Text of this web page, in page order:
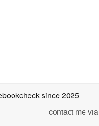
since 2025
contact me